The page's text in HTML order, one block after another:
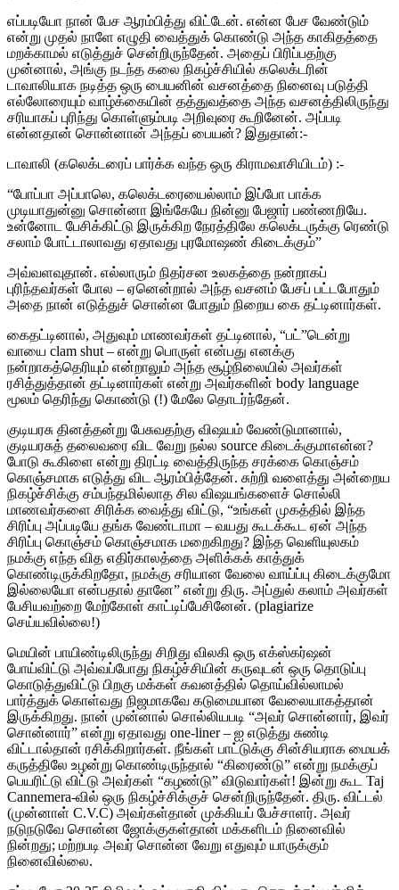
எப்படியோ நான் பேச ஆரம்பித்து விட்டேன். என்ன பேச வேண்டும்
என்று முதல் நாளே எழுதி வைத்துக் கொண்டு அந்த காகிதத்தை
மறக்காமல் எடுத்துச் சென்றிருந்தேன். அதைப் பிரிப்பதற்கு
முன்னால், அங்கு நடந்த கலை நிகழ்ச்சியில் கலெக்டரின்
டாவாலியாக நடித்த ஒரு பையனின் வசனத்தை நினைவு படுத்தி
எல்லோரையும் வாழ்க்கையின் தத்துவத்தை அந்த வசனத்திலிருந்து
சரியாகப் புரிந்து கொள்ளும்படி அறிவுரை கூறினேன். அப்படி
என்னதான் சொன்னான் அந்தப் பையன்? இதுதான்:-
டாவாலி (கலெக்டரைப் பார்க்க வந்த ஒரு கிராமவாசியிடம்) :-
“போப்பா அப்பாலெ, கலெக்டரையைல்லாம் இப்போ பாக்க
முடியாதுன்னு சொன்னா இங்கேயே நின்னு பேஜார் பண்ணறியே.
உன்னோட பேசிக்கிட்டு இருக்கிற நேரத்திலே கலெக்டருக்கு ரெண்டு
சலாம் போட்டாலாவது ஏதாவது புரமோஷண் கிடைக்கும்”
அவ்வளவுதான். எல்லாரும் நிதர்சன உலகத்தை நன்றாகப்
புரிந்தவர்கள் போல – ஏனென்றால் அந்த வசனம் பேசப் பட்டபோதும்
அதை நான் எடுத்துச் சொன்ன போதும் நிறைய கை தட்டினார்கள்.
கைதட்டினால், அதுவும் மாணவர்கள் தட்டினால், “பட்”டென்று
வாயை clam shut – என்று பொருள் என்பது எனக்கு
நன்றாகத்தெரியும் என்றாலும் அந்த சூழ்நிலையில் அவர்கள்
ரசித்துத்தான் தட்டினார்கள் என்று அவர்களின் body language
மூலம் தெரிந்து கொண்டு (!) மேலே தொடர்ந்தேன்.
குடியரசு தினத்தன்று பேசுவதற்கு விஷயம் வேண்டுமானால்,
குடியரசுத் தலைவரை விட வேறு நல்ல source கிடைக்குமாஎன்ன?
போடு கூகிளை என்று திரட்டி வைத்திருந்த சரக்கை கொஞ்சம்
கொஞ்சமாக எடுத்து விட ஆரம்பித்தேன். சுற்றி வளைத்து அன்றைய
நிகழ்ச்சிக்கு சம்பந்தமில்லாத சில விஷயங்களைச் சொல்லி
மாணவர்களை சிரிக்க வைத்து விட்டு, “உங்கள் முகத்தில் இந்த
சிரிப்பு அப்படியே தங்க வேண்டாமா – வயது கூடக்கூட ஏன் அந்த
சிரிப்பு கொஞ்சம் கொஞ்சமாக மறைகிறது? இந்த வெளியுலகம்
நமக்கு எந்த வித எதிர்காலத்தை அளிக்கக் காத்துக்
கொண்டிருக்கிறதோ, நமக்கு சரியான வேலை வாய்ப்பு கிடைக்குமோ
இல்லையோ என்பதால் தானே” என்று திரு. அப்துல் கலாம் அவர்கள்
பேசியவற்றை மேற்கோள் காட்டிப்பேசினேன். (plagiarize
செய்யவில்லை!)
மெயின் பாயிண்டிலிருந்து சிறிது விலகி ஒரு எக்ஸ்கர்ஷன்
போய்விட்டு அவ்வப்போது நிகழ்ச்சியின் கருவுடன் ஒரு தொடுப்பு
கொடுத்துவிட்டு பிறகு மக்கள் கவனத்தில் தொய்வில்லாமல்
பார்த்துக் கொள்வது நிஜமாகவே கடுமையான வேலையாகத்தான்
இருக்கிறது. நான் முன்னால் சொல்லியபடி “அவர் சொன்னார், இவர்
சொன்னார்” என்று ஏதாவது one-liner – ஐ எடுத்து சுண்டி
விட்டால்தான் ரசிக்கிறார்கள். நீங்கள் பாட்டுக்கு சின்சியராக மையக்
கருத்திலே உழன்று கொண்டிருந்தால் “கிரைண்டு” என்று நமக்குப்
பெயரிட்டு விட்டு அவர்கள் “கழண்டு” விடுவார்கள்! இன்று கூட Taj
Cannemera-வில் ஒரு நிகழ்ச்சிக்குச் சென்றிருந்தேன். திரு. விட்டல்
(முன்னாள் C.V.C) அவர்கள்தான் முக்கியப் பேச்சாளர். அவர்
நடுநடுவே சொன்ன ஜோக்குகள்தான் மக்களிடம் நினைவில்
நின்றது; மற்றபடி அவர் சொன்ன வேறு எதுவும் யாருக்கும்
நினைவில்லை.